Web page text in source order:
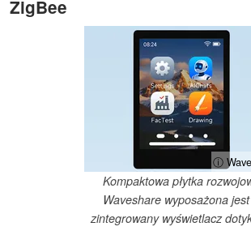
ZigBee
ⓘ
Kompaktowa płytka
Waveshare wyposażona
zintegrowany wyświetlacz